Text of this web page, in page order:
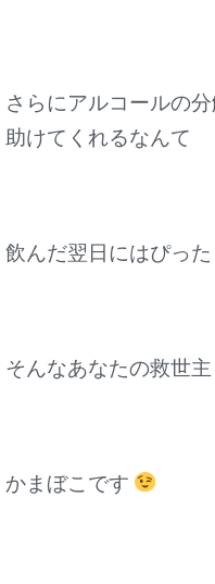
さらにアルコールの分
助けてくれるなんて
飲んだ翌日にはぴっ
そんなあなたの救世主
かまぼこです